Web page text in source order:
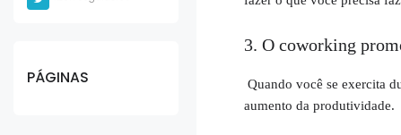
PÁGINAS
3. O coworking
Quando você se exercita
aumento da produtividade.